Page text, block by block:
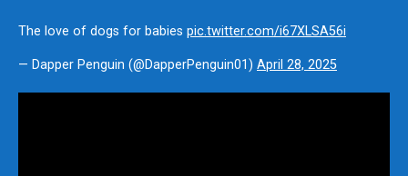
The love of dogs for babies pic.twitter.com/i67XLSA56i
— Dapper Penguin (@DapperPenguin01) April 28, 2025